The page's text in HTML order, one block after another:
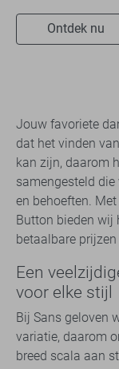
Ontdek nu
Jouw favoriete
dat het vinden
kan zijn, daarom
samengesteld
en behoeften.
Button bieden wij
betaalbare prijzen
Een
voor elke stijl
Bij Sans geloven
variatie, daarom
breed scala aan